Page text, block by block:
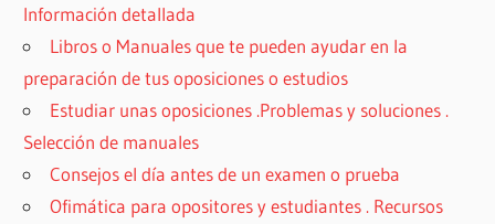
Información detallada
Libros o Manuales que te pueden ayudar en la
preparación de tus oposiciones o estudios
Estudiar unas oposiciones .Problemas y soluciones .
Selección de manuales
Consejos el día antes de un examen o prueba
Ofimática para opositores y estudiantes . Recursos